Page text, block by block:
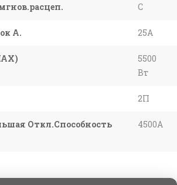
C
А. 25A
5500
Вт
2П
Откл.Способность
4500A